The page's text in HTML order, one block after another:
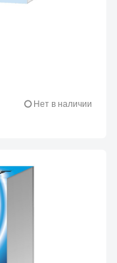
Нет в наличии